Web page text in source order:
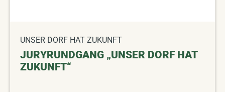
UNSER DORF HAT ZUKUNFT
JURYRUNDGANG „UNSER DORF HAT
ZUKUNFT“